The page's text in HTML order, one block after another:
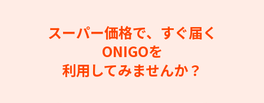
スーパー価格で、すぐ届く
ONIGOを
利用してみませんか？